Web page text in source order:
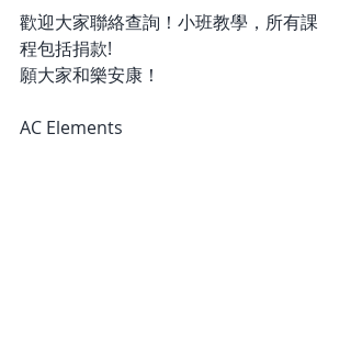
歡迎大家聯絡查詢！小班教學，所有課
程包括捐款!
願大家和樂安康！
AC Elements